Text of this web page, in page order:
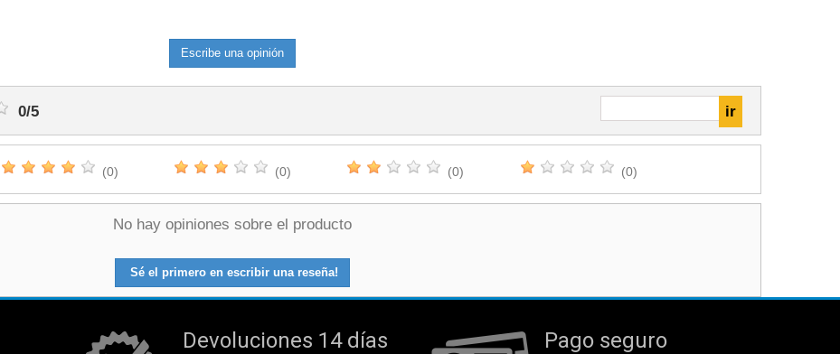
Rojo
Escribe una opinión
0/5
(0) (0) (0) (0)
No hay opiniones sobre el producto
Sé el primero en escribir una reseña!
Devoluciones 14 días Pago seguro